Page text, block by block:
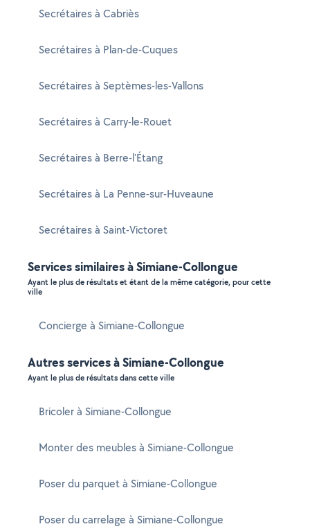
Secrétaires à Cabriès
Secrétaires à Plan-de-Cuques
Secrétaires à Septèmes-les-Vallons
Secrétaires à Carry-le-Rouet
Secrétaires à Berre-l'Étang
Secrétaires à La Penne-sur-Huveaune
Secrétaires à Saint-Victoret
Services similaires à Simiane-Collongue
Ayant le plus de résultats et étant de la même catégorie, pour cette
ville
Concierge à Simiane-Collongue
Autres services à Simiane-Collongue
Ayant le plus de résultats dans cette ville
Bricoler à Simiane-Collongue
Monter des meubles à Simiane-Collongue
Poser du parquet à Simiane-Collongue
Poser du carrelage à Simiane-Collongue